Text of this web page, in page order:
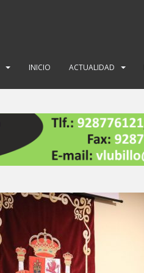
INICIO ACTUALIDAD